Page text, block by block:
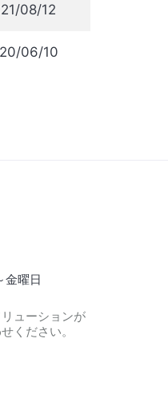
08/12
06/10
曜日
ューションが
ください。